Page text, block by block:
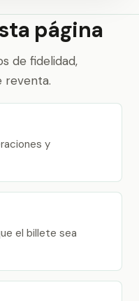
página
de fidelidad,
reventa.
y
el billete sea